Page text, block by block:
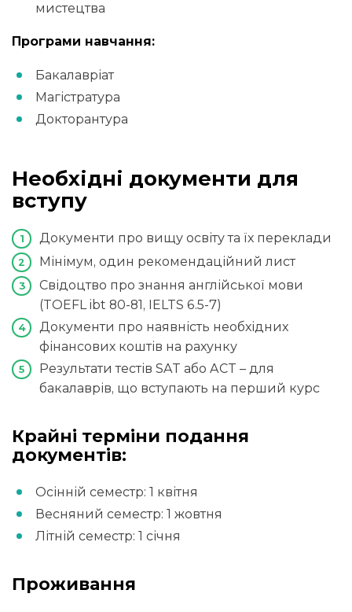
мистецтва
Програми навчання:
Бакалавріат
Магістратура
Докторантура
Необхідні документи для
вступу
Документи про вищу освіту та їх переклади
Мінімум, один рекомендаційний лист
Свідоцтво про знання англійської мови
(TOEFL ibt 80-81, IELTS 6.5-7)
Документи про наявність необхідних
фінансових коштів на рахунку
Результати тестів SAT або ACT – для
бакалаврів, що вступають на перший курс
Крайні терміни подання
документів:
Осінній семестр: 1 квітня
Весняний семестр: 1 жовтня
Літній семестр: 1 січня
Проживання